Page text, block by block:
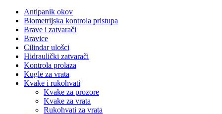
Antipanik okov
Biometrijska kontrola pristupa
Brave i zatvarači
Bravice
Cilindar ulošci
Hidraulički zatvarači
Kontrola prolaza
Kugle za vrata
Kvake i rukohvati
Kvake za prozore
Kvake za vrata
Rukohvati za vrata